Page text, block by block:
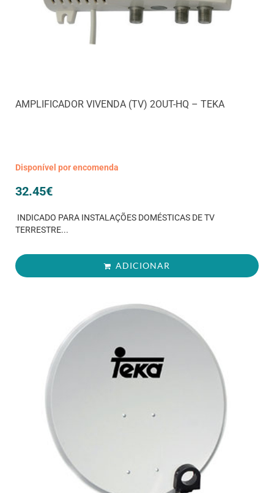
AMPLIFICADOR VIVENDA (TV) 2OUT-HQ – TEKA
Disponível por encomenda
32.45€
INDICADO PARA INSTALAÇÕES DOMÉSTICAS DE TV
TERRESTRE...
ADICIONAR